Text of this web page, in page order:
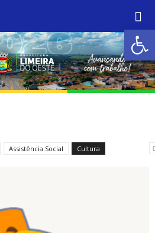
Abrir
Assistência Social
Cultura